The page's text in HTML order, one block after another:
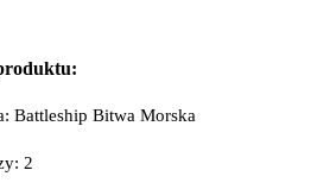
Battleship Bitwa Morska
2